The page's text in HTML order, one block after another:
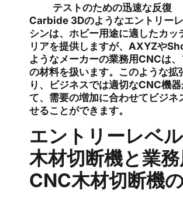
テストのための迅速な反復
Carbide 3Dのようなエントリー
シンは、ホビー用途に適したカッ
リアを提供しますが、AXYZや
ようなメーカーの業務用CNCは、
の材料を扱います。このような拡
り、ビジネスでは適切なCNC機
て、需要の増加に合わせてビジネ
せることができます。
エントリーレベ
木材切断機と業務
CNC木材切断機